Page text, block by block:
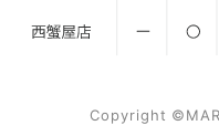
Copyright